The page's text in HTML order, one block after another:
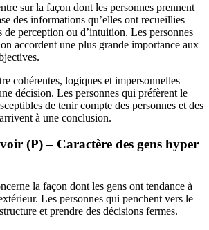
sur la façon dont les personnes prennent
des informations qu’elles ont recueillies
de perception ou d’intuition. Les personnes
accordent une plus grande importance aux
cohérentes, logiques et impersonnelles
décision. Les personnes qui préfèrent le
de tenir compte des personnes et des
à une conclusion.
(P) – Caractère des gens hyper
la façon dont les gens ont tendance à
Les personnes qui penchent vers le
et prendre des décisions fermes.